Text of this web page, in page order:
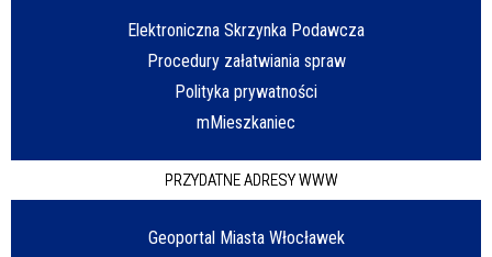
Elektroniczna Skrzynka Podawcza
Procedury załatwiania spraw
Polityka prywatności
mMieszkaniec
PRZYDATNE ADRESY WWW
Geoportal Miasta Włocławek